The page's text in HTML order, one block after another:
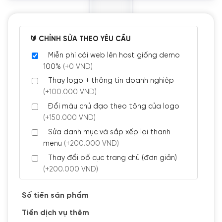
🔰 CHỈNH SỬA THEO YÊU CẦU
Miễn phí cài web lên host giống demo
100% (+0 VND)
Thay logo + thông tin doanh nghiệp
(+100.000 VND)
Đổi màu chủ đạo theo tông của logo
(+150.000 VND)
Sửa danh mục và sắp xếp lại thanh
menu (+200.000 VND)
Thay đổi bố cục trang chủ (đơn giản)
(+200.000 VND)
(+300.000 VND)
🔰 CÀI ĐẶT PLUGINS
Số tiền sản phẩm
Tiền dịch vụ thêm